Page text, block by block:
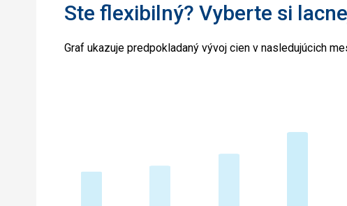
Ste flexibilný? Vyberte si
Graf ukazuje predpokladaný vývoj cien v nasledujúcich